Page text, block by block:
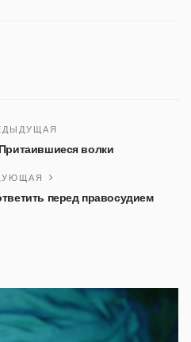
волки
перед правосудием